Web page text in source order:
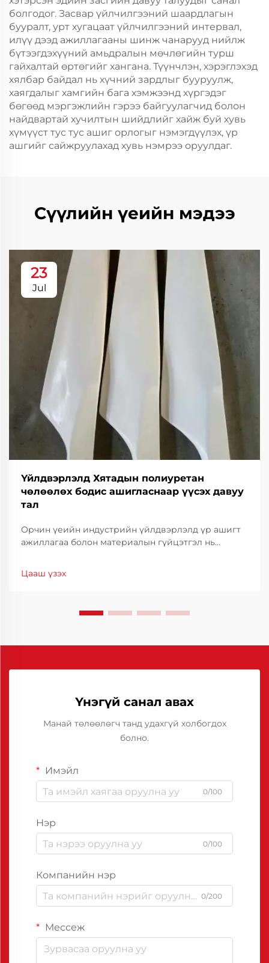
болгодог. Засвар үйлчилгээний шаардлагын
бууралт, урт хугацаат үйлчилгээний интервал,
илүү дээд ажиллагааны шинж чанарууд нийлж
бүтээгдэхүүний амьдралын мөчлөгийн турш
гайхалтай өртөгийг хангана. Түүнчлэн, хэрэглэхэд
хялбар байдал нь хүчний зардлыг бууруулж,
хаягдалыг хамгийн бага хэмжээнд хүргэдэг
бөгөөд мэргэжлийн гэрээ байгуулагчид болон
найдвартай хучилтын шийдлийг хайж буй хувь
хүмүүст тус тус ашиг орлогыг нэмэгдүүлэх, үр
ашгийг сайжруулахад хувь нэмрээ оруулдаг.
Сүүлийн үеийн мэдээ
23
Jul
Үйлдвэрлэлд Хятадын полиуретан
чөлөөлөх бодис ашигласнаар үүсэх давуу
тал
Орчин үеийн индустрийн үйлдвэрлэлд үр ашигт
ажиллагаа болон материалын гүйцэтгэл нь
бэхжүүлэхэд туслах гол хэрэгсэл нь тусгай
Цааш үзэх
Үнэгүй санал авах
Манай төлөөлөгч танд удахгүй холбогдох
болно.
Имэйл
0/100
Нэр
0/100
Компанийн нэр
0/200
Мессеж